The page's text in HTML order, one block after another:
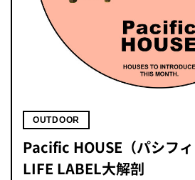
OUTDOOR
Pacific HOUSE（パシフィ
LIFE LABEL大解剖